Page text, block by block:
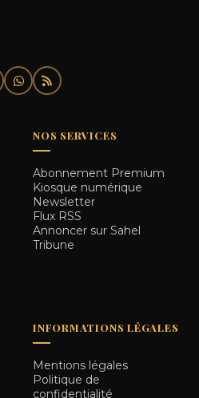
NOS SERVICES
Abonnement Premium
Kiosque numérique
Newsletter
Flux RSS
Annoncer sur Sahel
Tribune
INFORMATIONS LÉGALES
Mentions légales
Politique de
confidentialité